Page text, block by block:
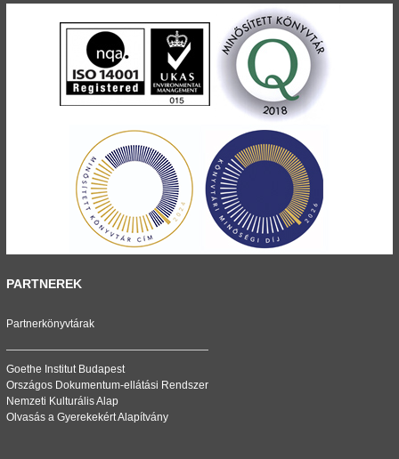
PARTNEREK
Partnerkönyvtárak
Goethe Institut Budapest
Országos Dokumentum-ellátási Rendszer
Nemzeti Kulturális Alap
Olvasás a Gyerekekért Alapítvány